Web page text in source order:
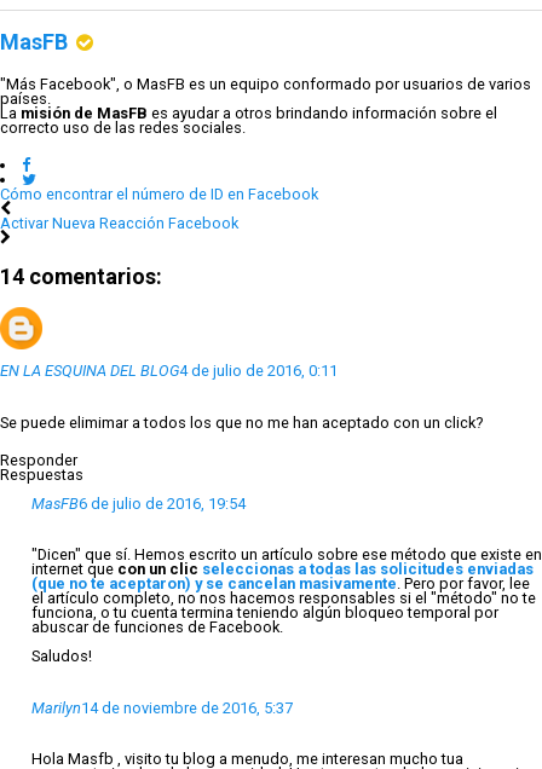
MasFB
"Más Facebook", o MasFB es un equipo conformado por usuarios de varios
países.
La misión de MasFB es ayudar a otros brindando información sobre el
correcto uso de las redes sociales.
Cómo encontrar el número de ID en Facebook
Activar Nueva Reacción Facebook
14 comentarios:
EN LA ESQUINA DEL BLOG4 de julio de 2016, 0:11
Se puede elimimar a todos los que no me han aceptado con un click?
Responder
Respuestas
MasFB6 de julio de 2016, 19:54
"Dicen" que sí. Hemos escrito un artículo sobre ese método que existe en
internet que con un clic seleccionas a todas las solicitudes enviadas
(que no te aceptaron) y se cancelan masivamente . Pero por favor, lee
el artículo completo, no nos hacemos responsables si el "método" no te
funciona, o tu cuenta termina teniendo algún bloqueo temporal por
abuscar de funciones de Facebook.
Saludos!
Marilyn14 de noviembre de 2016, 5:37
Hola Masfb , visito tu blog a menudo, me interesan mucho tua